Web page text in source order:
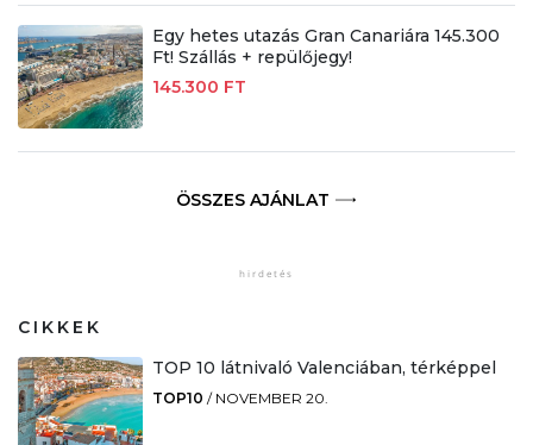
Egy hetes utazás Gran Canariára 145.300
Ft! Szállás + repülőjegy!
145.300 FT
ÖSSZES AJÁNLAT
CIKKEK
TOP 10 látnivaló Valenciában, térképpel
TOP10 / NOVEMBER 20.